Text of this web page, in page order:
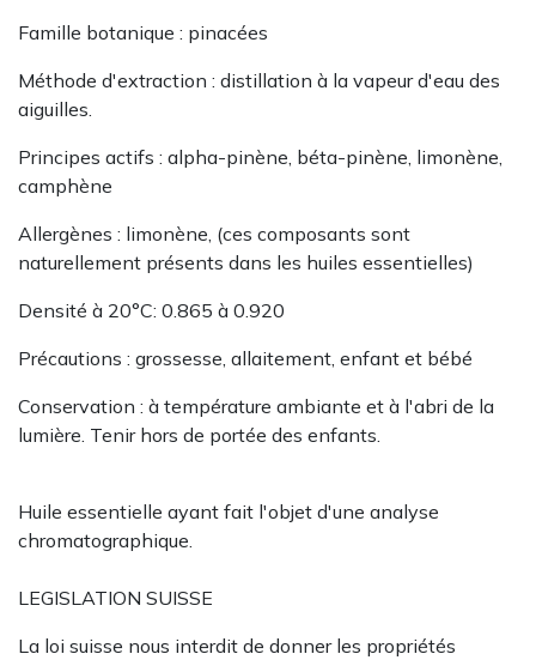
Famille botanique : pinacées
Méthode d'extraction : distillation à la vapeur d'eau​​​​​​ des
aiguilles.
Principes actifs : alpha-pinène, béta-pinène, limonène,
camphène
Allergènes : limonène, (ces composants sont
naturellement présents dans les huiles essentielles)
Densité à 20°C: 0.865 à 0.920
Précautions : grossesse, allaitement, enfant et bébé
Conservation : à température ambiante et à l'abri de la
lumière. Tenir hors de portée des enfants.
Huile essentielle ayant fait l'objet d'une analyse
chromatographique.
LEGISLATION SUISSE
La loi suisse nous interdit de donner les propriétés